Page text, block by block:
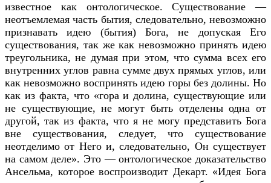
известное как онтологическое. Существование —
неотъемлемая часть бытия, следовательно, невозможно
признавать идею (бытия) Бога, не допуская Его
существования, так же как невозможно принять идею
треугольника, не думая при этом, что сумма всех его
внутренних углов равна сумме двух прямых углов, или
как невозможно воспринять идею горы без долины. Но
как из факта, что «гора и долина, существующие или
не существующие, не могут быть отделены одна от
другой, так из факта, что я не могу представить Бога
вне существования, следует, что существование
неотделимо от Него и, следовательно, Он существует
на самом деле». Это — онтологическое доказательство
Ансельма, которое воспроизводит Декарт. «Идея Бога